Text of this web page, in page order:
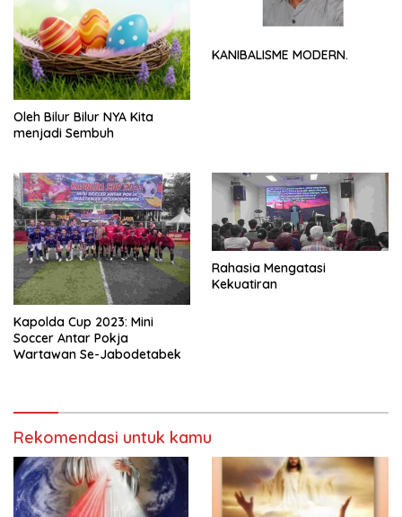
Oleh Bilur Bilur NYA Kita
menjadi Sembuh
KANIBALISME MODERN.
Kapolda Cup 2023: Mini
Soccer Antar Pokja
Wartawan Se-Jabodetabek
Rahasia Mengatasi
Kekuatiran
Rekomendasi untuk kamu